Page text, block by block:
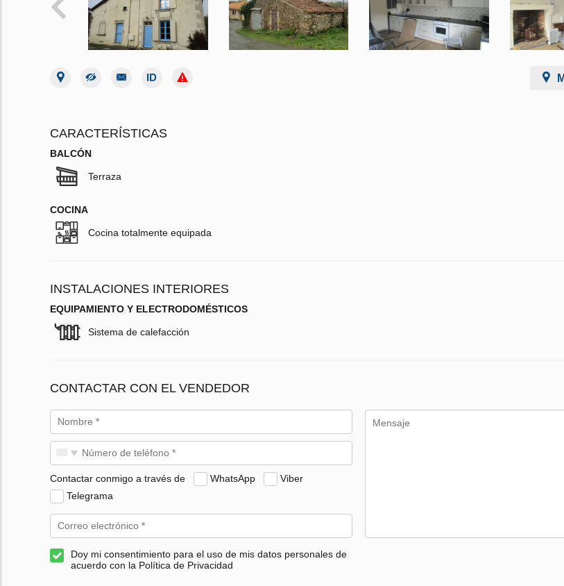
CARACTERÍSTICAS
BALCÓN
Terraza
COCINA
Cocina totalmente equipada
INSTALACIONES INTERIORES
EQUIPAMIENTO Y ELECTRODOMÉSTICOS
Sistema de calefacción
CONTACTAR CON EL VENDEDOR
Contactar conmigo a través de WhatsApp
Viber
Telegrama
Doy mi consentimiento para el uso de mis datos personales de
acuerdo con la Política de Privacidad